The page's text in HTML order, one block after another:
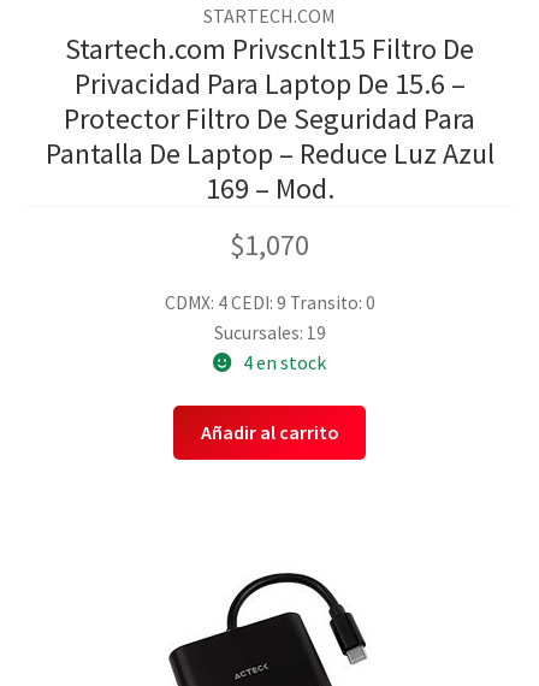
STARTECH.COM
Startech.com Privscnlt15 Filtro De
Privacidad Para Laptop De 15.6 –
Protector Filtro De Seguridad Para
Pantalla De Laptop – Reduce Luz Azul
169 – Mod.
$1,070
CDMX: 4CEDI: 9 Transito: 0
Sucursales: 19
4 en stock
Añadir al carrito